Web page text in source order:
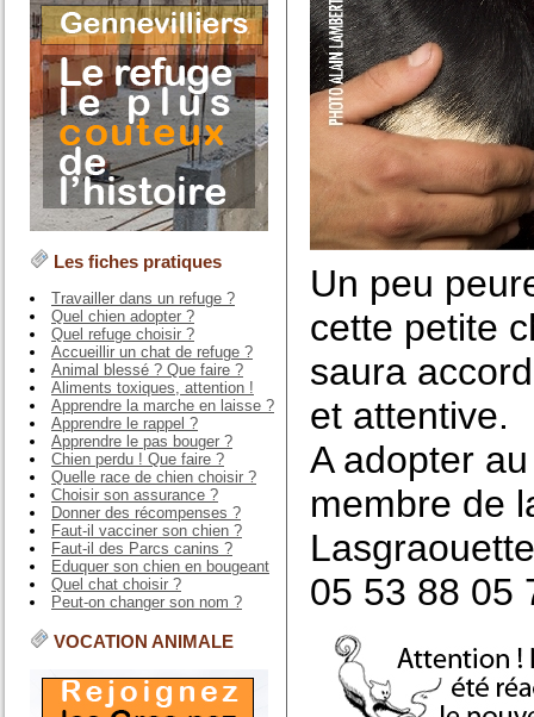
Les fiches pratiques
Travailler dans un refuge ?
Quel chien adopter ?
Quel refuge choisir ?
Accueillir un chat de refuge ?
Animal blessé ? Que faire ?
Aliments toxiques, attention !
Apprendre la marche en laisse ?
Apprendre le rappel ?
Apprendre le pas bouger ?
Chien perdu ! Que faire ?
Quelle race de chien choisir ?
Choisir son assurance ?
Donner des récompenses ?
Faut-il vacciner son chien ?
Faut-il des Parcs canins ?
Eduquer son chien en bougeant
Quel chat choisir ?
Peut-on changer son nom ?
VOCATION ANIMALE
Un peu
cette petite
saura
et attentive.
A adopter
membre de
05 53 88 05